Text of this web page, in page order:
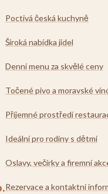
Poctivá česká kuchyně
Široká nabídka jídel
Denní menu za skvělé ceny
Točené pivo a moravské
Příjemné prostředí
Ideální pro rodiny s dětmi
Oslavy, večírky a firemní
Rezervace a kontaktní